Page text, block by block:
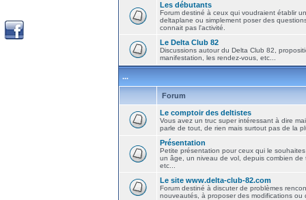
Les débutants
Forum destiné à ceux qui voudraient établir
deltaplane ou simplement poser des
connait pas l'activité.
Le Delta Club 82
Discussions autour du Delta Club 82,
manifestation, les rendez-vous, etc...
...
Forum
Le comptoir des deltistes
Vous avez un truc super intéressant à dire
parle de tout, de rien mais surtout pas de la
Présentation
Petite présentation pour ceux qui le
un âge, un niveau de vol, depuis combien de
etc...
Le site www.delta-club-82.com
Forum destiné à discuter de problèmes
nouveautés, à proposer des modifications ou